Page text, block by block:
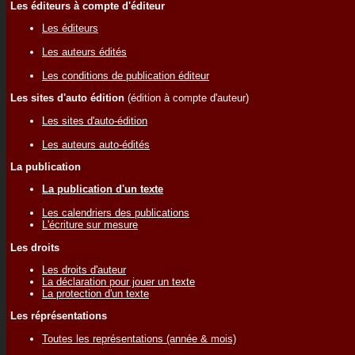
Les éditeurs à compte d'éditeur
Les éditeurs
Les auteurs édités
Les conditions de publication éditeur
Les sites d'auto édition (édition à compte d'auteur)
Les sites d'auto-édition
Les auteurs auto-édités
La publication
La publication d'un texte
Les calendriers des publications
L'écriture sur mesure
Les droits
Les droits d'auteur
La déclaration pour jouer un texte
La protection d'un texte
Les réprésentations
Toutes les représentations (année & mois)